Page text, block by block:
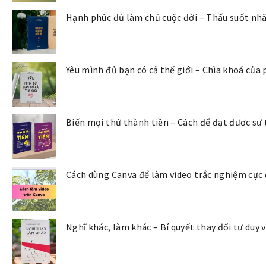
Hạnh phúc đủ làm chủ cuộc đời – Thấu suốt
Yêu mình đủ bạn có cả thế giới – Chìa khoá
Biến mọi thứ thành tiền – Cách để đạt được
Cách dùng Canva để làm video trắc nghiệm
Nghĩ khác, làm khác – Bí quyết thay đổi tư duy